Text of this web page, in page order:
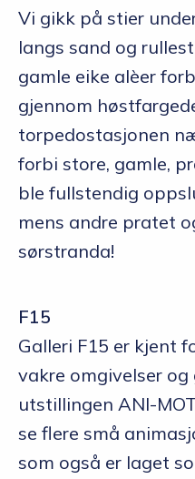
Vi gikk på stier
langs sand og
gamle eike alèer
gjennom
torpedostasjonen
forbi store, gamle,
ble fullstendig
mens andre pratet
sørstranda!
F15
Galleri F15 er kjent
vakre omgivelser
utstillingen ANI-
se flere små
som også er laget